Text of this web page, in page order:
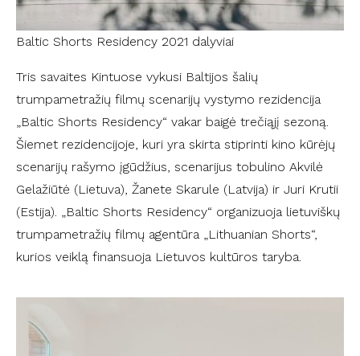
Baltic Shorts Residency 2021 dalyviai
Tris savaites Kintuose vykusi Baltijos šalių
trumpametražių filmų scenarijų vystymo rezidencija
„Baltic Shorts Residency“ vakar baigė trečiąjį sezoną.
Šiemet rezidencijoje, kuri yra skirta stiprinti kino kūrėjų
scenarijų rašymo įgūdžius, scenarijus tobulino Akvilė
Gelažiūtė (Lietuva), Žanete Skarule (Latvija) ir Juri Krutii
(Estija). „Baltic Shorts Residency“ organizuoja lietuviškų
trumpametražių filmų agentūra „Lithuanian Shorts“,
kurios veiklą finansuoja Lietuvos kultūros taryba.